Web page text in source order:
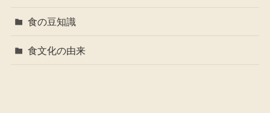
食の豆知識
食文化の由来